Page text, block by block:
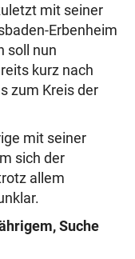
mit seiner
Erbenheim
soll nun
kurz nach
zum Kreis der
mit seiner
sich der
allem
Suche